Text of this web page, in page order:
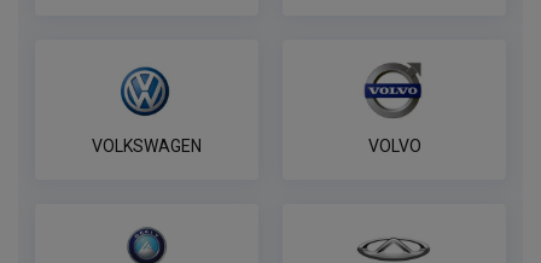
Комплект электропроводки
КонцептАвто для ТСУ 7 контактная
ПОД ЗАКАЗ ОТ 14 ДНЕЙ
VOLKSWAGEN VOLVO